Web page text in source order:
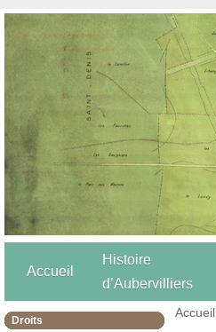
Accueil
Histoire
d’Aubervilliers
Droits
Accueil